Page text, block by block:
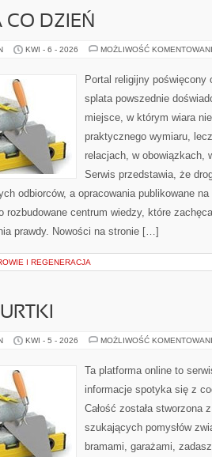
DZIEŃ
KWI - 6 - 2026 MOŻLIWOŚĆ
Portal religijny
splata powszednie
miejsce, w którym wiara
praktycznego wymiaru,
relacjach, w obowiązkach,
Serwis przedstawia, że
odbiorców, a opracowania publikowane
rozbudowane centrum wiedzy, które
prawdy. Nowości na stronie […]
I REGENERACJA
KWI - 5 - 2026 MOŻLIWOŚĆ
Ta platforma online to
informacje spotyka się z
Całość została stworzona
szukających pomysłów
bramami, garażami,